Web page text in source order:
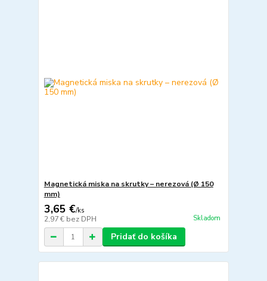
Magnetická miska na skrutky – nerezová (Ø 150
mm)
3,65 €/ks
2,97 € bez DPH Skladom
Pridať do košíka